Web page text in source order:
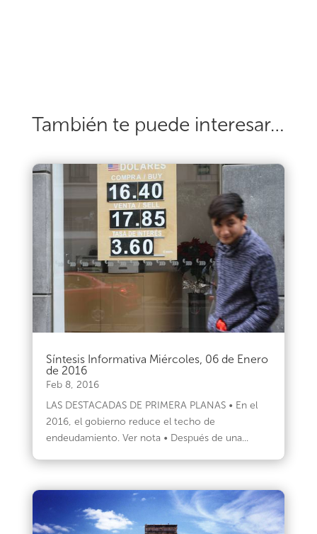
También te puede interesar…
Síntesis Informativa Miércoles, 06 de Enero
de 2016
Feb 8, 2016
LAS DESTACADAS DE PRIMERA PLANAS • En el
2016, el gobierno reduce el techo de
endeudamiento. Ver nota • Después de una...